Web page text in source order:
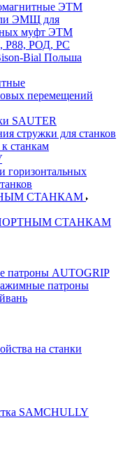
ЭТМ
ЭМЩ для
муфт ЭТМ
Р88, РОД, РС
Bial Польша
перемещений
SAUTER
стружки для станков
станкам
горизонтальных
СТАНКАМ
СТАНКАМ
патроны AUTOGRIP
патроны
на станки
SAMCHULLY